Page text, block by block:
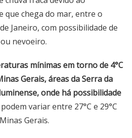
que chega do mar, entre o
Janeiro, com possibilidade de
nevoeiro.
mínimas em torno de 4°C
Gerais, áreas da Serra da
onde há possibilidade
variar entre 27°C e 29°C
Gerais.